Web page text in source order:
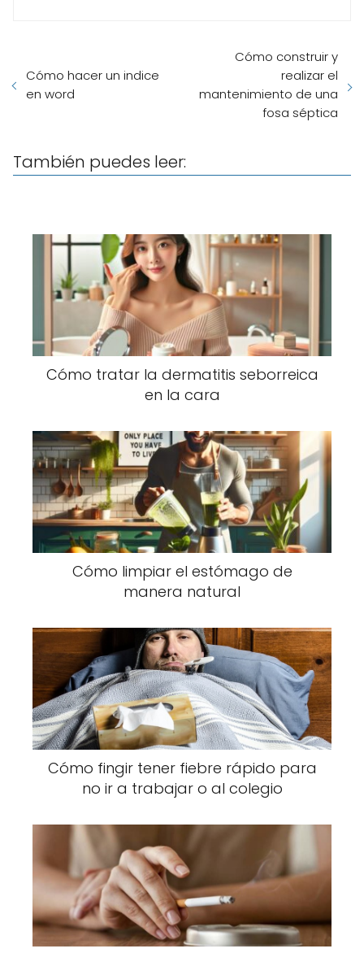
Cómo hacer un indice
en word
Cómo construir y
realizar el
mantenimiento de una
fosa séptica
También puedes leer:
Cómo tratar la dermatitis seborreica
en la cara
Cómo limpiar el estómago de
manera natural
Cómo fingir tener fiebre rápido para
no ir a trabajar o al colegio